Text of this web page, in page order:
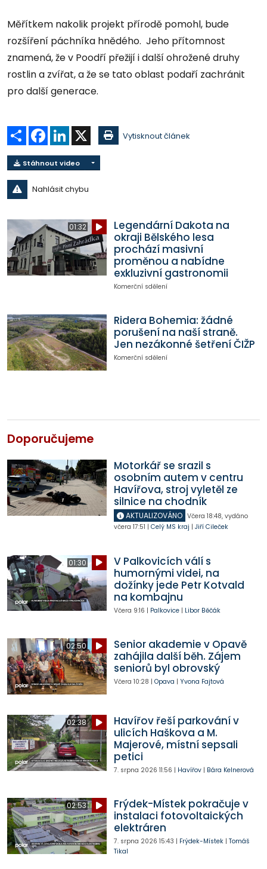
Měřítkem nakolik projekt přírodě pomohl, bude
rozšíření páchníka hnědého. Jeho přítomnost
znamená, že v Poodří přežijí i další ohrožené druhy
rostlin a zvířat, a že se tato oblast podaří zachránit
pro další generace.
Sdílet Facebook
LinkedIn Vytisknout článek
Stáhnout video
Nahlásit chybu
01:32
Legendární Dakota na
okraji Bělského lesa
prochází masivní
proměnou a nabídne
exkluzivní gastronomii
Komerční sdělení
Ridera Bohemia: žádné
porušení na naší straně.
Jen nezákonné šetření ČIŽP
Komerční sdělení
Doporučujeme
Motorkář se srazil s
osobním autem v centru
Havířova, stroj vyletěl ze
silnice na chodník
AKTUALIZOVÁNO Včera 18:48, vydáno
včera 17:51 | Celý MS kraj | Jiří Cileček
01:30
V Palkovicích válí s
humornými videi, na
dožínky jede Petr Kotvald
na kombajnu
Včera 9:16 | Palkovice| Libor Běčák
02:50
Senior akademie v Opavě
zahájila další běh. Zájem
seniorů byl obrovský
Včera 10:28 | Opava | Yvona Fajtová
02:38
Havířov řeší parkování v
ulicích Haškova a M.
Majerové, místní sepsali
petici
7. srpna 2026 11:56 | Havířov| Bára Kelnerová
02:53
Frýdek-Místek pokračuje v
instalaci fotovoltaických
elektráren
7. srpna 2026 15:43 | Frýdek-Místek| Tomáš
Tikal